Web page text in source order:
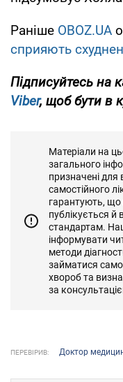
Раніше OBOZ.UA
сприяють
Підписуйтесь на
Viber, щоб бути в
Матеріали на
загального
призначені для
самостійного
гарантують, що
публікується
стандартам.
інформувати
методи
займатися
хвороб та
за
ПЕРЕВІРИВ: Доктор